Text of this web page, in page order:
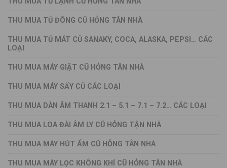
THU MUA TỦ ĐÔNG CŨ HỎNG TÂN NHÀ
THU MUA TỦ MÁT CŨ SANAKY, COCA, ALASKA, PEPSI… CÁC
LOẠI
THU MUA MÁY GIẶT CŨ HỎNG TÂN NHÀ
THU MUA MÁY SẤY CŨ CÁC LOẠI
THU MUA DÀN ÂM THANH 2.1 – 5.1 – 7.1 – 7.2… CÁC LOẠI
THU MUA LOA ĐÀI ÂM LY CŨ HỎNG TẬN NHÀ
THU MUA MÁY HÚT ẨM CŨ HỎNG TÂN NHÀ
THU MUA MÁY LỌC KHÔNG KHÍ CŨ HỎNG TÂN NHÀ